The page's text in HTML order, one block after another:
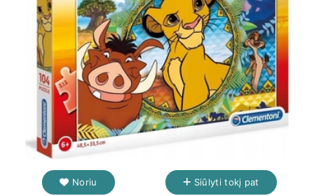
Noriu Siūlyti tokį pat